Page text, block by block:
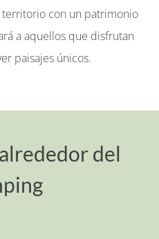
territorio con un patrimonio
a aquellos que disfrutan
paisajes únicos.
del